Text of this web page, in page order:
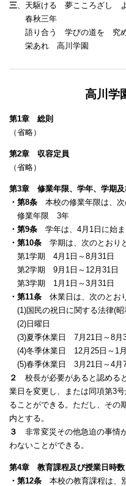
三、天駆ける 夢こころざし
春秋三年
語り合う 学びの道を 究
栄あれ 高川学園
高川学
第1章 総則
（省略）
第2章 収容定員
（省略）
第3章 修業年限、学年、学期及
・第8条 本校の修業年限は、次
修業年限 3年
・第9条 学年は、4月1日に始ま
・第10条 学期は、次のとおり
第1学期 4月1日～8月31日
第2学期 9月1日～12月31日
第3学期 1月1日～3月31日
・第11条 休業日は、次のとお
(1)国民の祝日に関する法律(昭
(2)日曜日
(3)夏季休業日 7月21日～8月
(4)冬季休業日 12月25日～1
(5)春季休業日 3月21日～4月
２
校長が必要があると認める
業日を変更し、または同項第3
ることができる。 ただし、その
内とする。
３
非常変災その他急迫の事情
わないことができる。
第4章 教育課程及び授業日時数
・第12条 本校の教育課程は、